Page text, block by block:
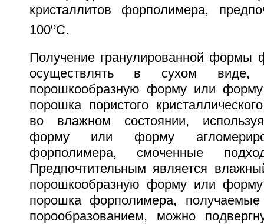
кристаллитов форполимера,
100оС.
Получение гранулированной формы
осуществлять в сухом виде,
порошкообразную форму или форму
порошка пористого
во влажном состоянии,
форму или форму
форполимера, смоченные
Предпочтительным является
порошкообразную форму или форму
порошка форполимера, получаемые
порообразованием, можно